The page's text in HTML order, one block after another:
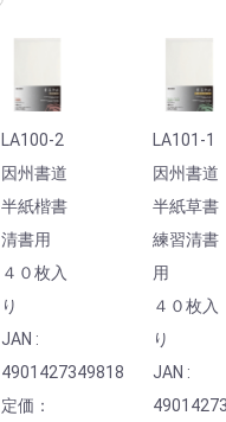
LA100-2
因州書道
半紙楷書
清書用
４０枚入
り
JAN :
4901427349818
定価：
LA101-1
因州書道
半紙草書
練習清書
用
４０枚入
り
JAN :